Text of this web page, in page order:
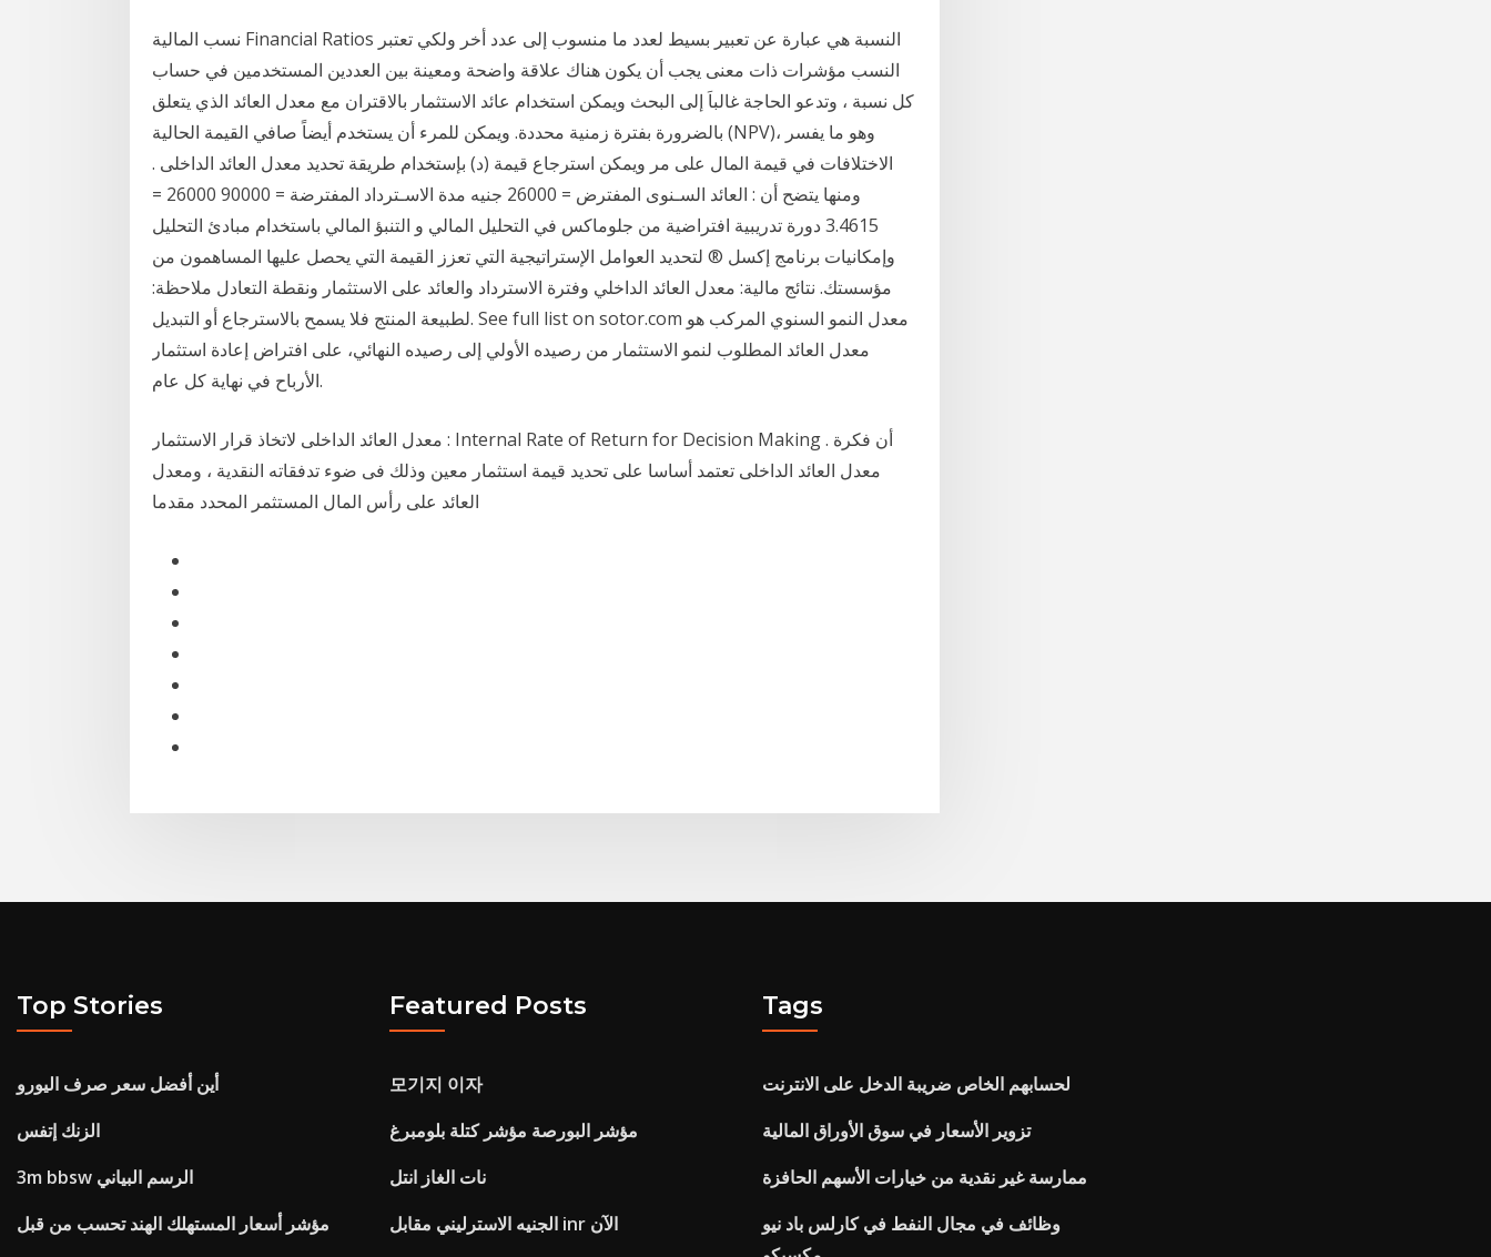
نسب المالية Financial Ratios النسبة هي عبارة عن تعبير بسيط لعدد ما منسوب إلى عدد أخر ولكي تعتبر
النسب مؤشرات ذات معنى يجب أن يكون هناك علاقة واضحة ومعينة بين العددين المستخدمين في حساب
كل نسبة ، وتدعو الحاجة غالباَ إلى البحث ويمكن استخدام عائد الاستثمار بالاقتران مع معدل العائد الذي يتعلق
بالضرورة بفترة زمنية محددة. ويمكن للمرء أن يستخدم أيضاً صافي القيمة الحالية (NPV)، وهو ما يفسر
الاختلافات في قيمة المال على مر ويمكن استرجاع قيمة (د) بإستخدام طريقة تحديد معدل العائد الداخلى .
ومنها يتضح أن : العائد السـنوى المفترض = 26000 جنيه مدة الاسـترداد المفترضة = 90000 26000 =
3.4615 دورة تدريبية افتراضية من جلوماكس في التحليل المالي و التنبؤ المالي باستخدام مبادئ التحليل
وإمكانيات برنامج إكسل ® لتحديد العوامل الإستراتيجية التي تعزز القيمة التي يحصل عليها المساهمون من
مؤسستك. نتائج مالية: معدل العائد الداخلي وفترة الاسترداد والعائد على الاستثمار ونقطة التعادل ملاحظة:
لطبيعة المنتج فلا يسمح بالاسترجاع أو التبديل. See full list on sotor.com معدل النمو السنوي المركب هو
معدل العائد المطلوب لنمو الاستثمار من رصيده الأولي إلى رصيده النهائي، على افتراض إعادة استثمار
الأرباح في نهاية كل عام.
معدل العائد الداخلى لاتخاذ قرار الاستثمار : Internal Rate of Return for Decision Making . أن فكرة
معدل العائد الداخلى تعتمد أساسا على تحديد قيمة استثمار معين وذلك فى ضوء تدفقاته النقدية ، ومعدل
العائد على رأس المال المستثمر المحدد مقدما
Top Stories
أين أفضل سعر صرف اليورو
الزنك إتفس
3m bbsw الرسم البياني
مؤشر أسعار المستهلك الهند تحسب من قبل
Featured Posts
모기지 이자
مؤشر البورصة مؤشر كتلة بلومبرغ
نات الغاز انتل
الجنيه الاسترليني مقابل inr الآن
Tags
لحسابهم الخاص ضريبة الدخل على الانترنت
تزوير الأسعار في سوق الأوراق المالية
ممارسة غير نقدية من خيارات الأسهم الحافزة
وظائف في مجال النفط في كارلس باد نيو